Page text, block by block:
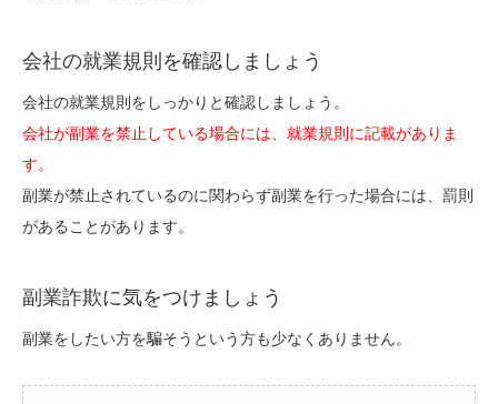
会社の就業規則を確認しましょう
会社の就業規則をしっかりと確認しましょう。
会社が副業を禁止している場合には、就業規則に記載がありま
す。
副業が禁止されているのに関わらず副業を行った場合には、罰則
があることがあります。
副業詐欺に気をつけましょう
副業をしたい方を騙そうという方も少なくありません。